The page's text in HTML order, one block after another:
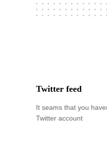
Twitter feed
It seams that you
Twitter account